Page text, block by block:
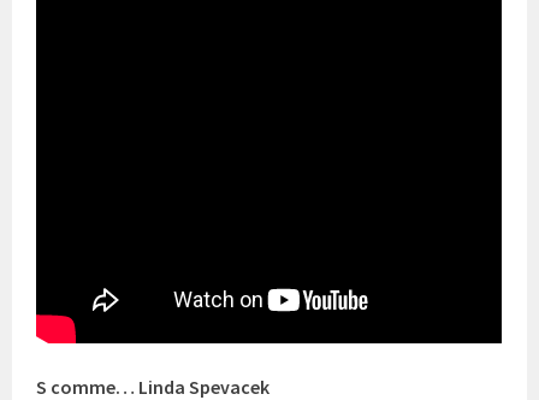
S comme… Linda Spevacek